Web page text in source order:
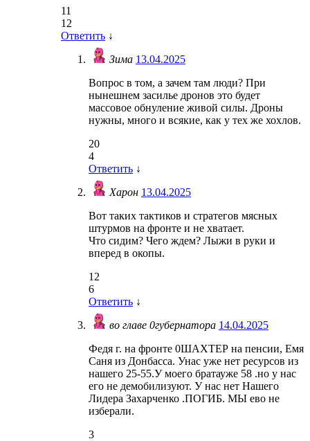
11
12
Ответить ↓
Зима 13.04.2025
Вопрос в том, а зачем там люди? При
нынешнем засилье дронов это будет
массовое обнуление живой силы. Дроны
нужны, много и всякие, как у тех же хохлов.
20
4
Ответить ↓
Харон 13.04.2025
Вот таких тактиков и стратегов мясных
штурмов на фронте и не хватает.
Что сидим? Чего ждем? Лыжи в руки и
вперед в окопы.
12
6
Ответить ↓
во главе 0губернатора 14.04.2025
Федя г. на фронте 0ШАХТЕР на пенсии, Емя
Саня из Донбасса. Унас уже нет ресурсов из
нашего 25-55.У моего братауже 58 .но у нас
его не демобилизуют. У нас нет Нашего
Лидера Захарченко .ПОГИБ. МЫ ево не
изберали.
3